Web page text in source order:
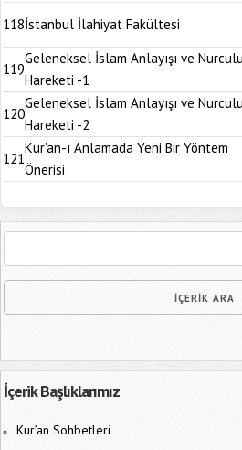
118İstanbul İlahiyat Fakültesi
119
Geleneksel İslam Anlayışı ve
Hareketi -1
120
Geleneksel İslam Anlayışı ve
Hareketi -2
121
Kur’an-ı Anlamada Yeni Bir Yöntem
Önerisi
İçerik Başlıklarımız
Kur’an Sohbetleri